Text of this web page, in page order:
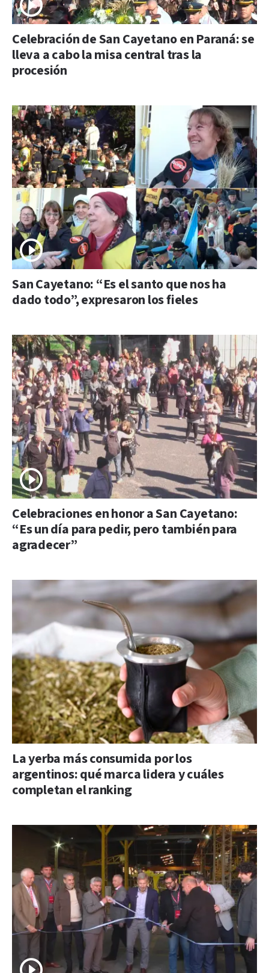
Celebración de San Cayetano en Paraná: se
lleva a cabo la misa central tras la
procesión
San Cayetano: “Es el santo que nos ha
dado todo”, expresaron los fieles
Celebraciones en honor a San Cayetano:
“Es un día para pedir, pero también para
agradecer”
La yerba más consumida por los
argentinos: qué marca lidera y cuáles
completan el ranking